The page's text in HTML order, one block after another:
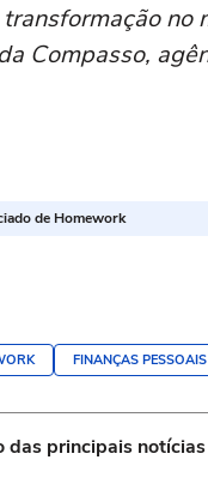
no
Compasso,
de Homework
FINANÇAS PESSOAIS
das principais